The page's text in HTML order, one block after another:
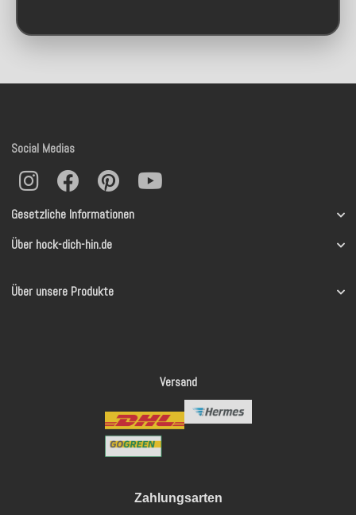
Gesetzliche Informationen
Über hock-dich-hin.de
Über unsere Produkte
Social Medias
Versand
Zahlungsarten